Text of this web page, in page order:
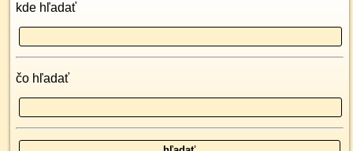
kde hľadať
čo hľadať